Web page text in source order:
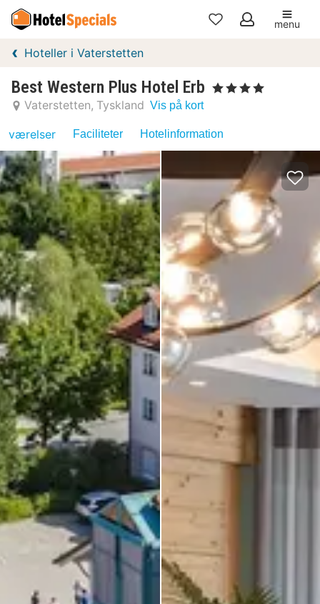
Mine
menu
Hoteller i Vaterstetten
Best Western Plus Hotel Erb , 4 Stjerner
Vaterstetten Tyskland Vis på kort
værelser Faciliteter Hotelinformation